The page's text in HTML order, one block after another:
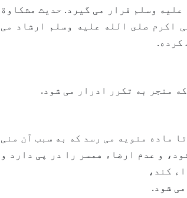
وسلم قرار می گیرد. حديث مشکاوة
اکرم صلى الله عليه وسلم ارشاد می
کرده.
منجر به تکرر ادرار می شود.
ماده منویه می رسد که به سبب آن منی
و عدم ارضاء همسر را در پی دارد و
کند،
شود.